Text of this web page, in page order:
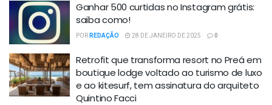
Ganhar 500 curtidas no Instagram grátis:
saiba como!
PORREDAÇÃO 28 DE JANEIRO DE 2025 0
Retrofit que transforma resort no Preá em
boutique lodge voltado ao turismo de luxo
e ao kitesurf, tem assinatura do arquiteto
Quintino Facci